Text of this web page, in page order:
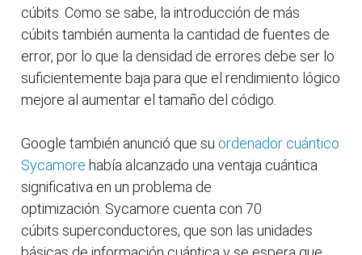
cúbits. Como se sabe, la introducción de más
cúbits también aumenta la cantidad de fuentes de
error, por lo que la densidad de errores debe ser lo
suficientemente baja para que el rendimiento lógico
mejore al aumentar el tamaño del código.
Google también anunció que su ordenador cuántico
Sycamore había alcanzado una ventaja cuántica
significativa en un problema de
optimización. Sycamore cuenta con 70
cúbits superconductores, que son las unidades